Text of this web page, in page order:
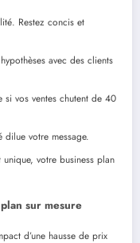
Restez concis et
avec des clients
si vos ventes chutent de 40
dilue votre message.
votre business plan
sur mesure
d’une hausse de prix